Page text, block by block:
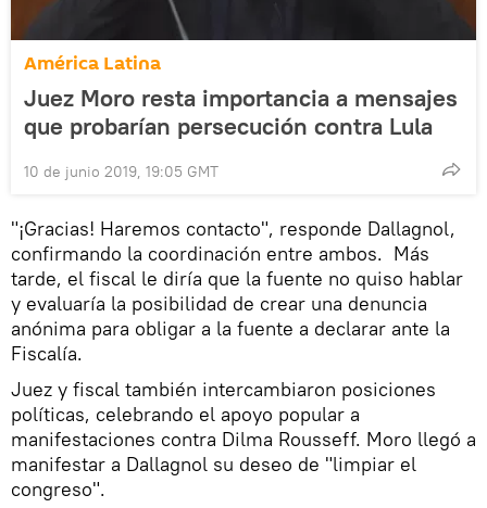
América Latina
Juez Moro resta importancia a mensajes
que probarían persecución contra Lula
10 de junio 2019, 19:05 GMT
"¡Gracias! Haremos contacto", responde Dallagnol,
confirmando la coordinación entre ambos. Más
tarde, el fiscal le diría que la fuente no quiso hablar
y evaluaría la posibilidad de crear una denuncia
anónima para obligar a la fuente a declarar ante la
Fiscalía.
Juez y fiscal también intercambiaron posiciones
políticas, celebrando el apoyo popular a
manifestaciones contra Dilma Rousseff. Moro llegó a
manifestar a Dallagnol su deseo de "limpiar el
congreso".